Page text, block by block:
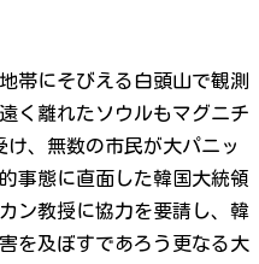
帯にそびえる白頭山で観測
く離れたソウルもマグニチ
、無数の市民が大パニッ
事態に直面した韓国大統領
ン教授に協力を要請し、韓
を及ぼすであろう更なる大